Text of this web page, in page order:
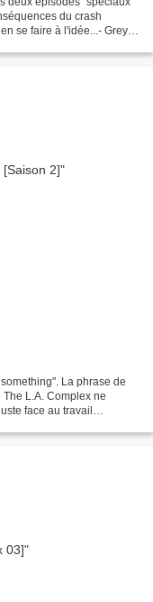
du crash
se faire à l'idée...- Grey's
La phrase de
L.A. Complex ne
face au travail